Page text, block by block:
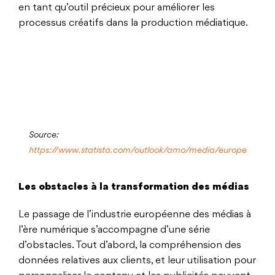
en tant qu’outil précieux pour améliorer les
processus créatifs dans la production médiatique.
Source:
https://www.statista.com/outlook/amo/media/europe
Les obstacles à la transformation des médias
Le passage de l’industrie européenne des médias à
l’ère numérique s’accompagne d’une série
d’obstacles. Tout d’abord, la compréhension des
données relatives aux clients, et leur utilisation pour